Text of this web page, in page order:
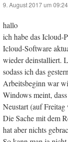
9. August 2017 um
hallo
ich habe das Icloud-
Icloud-Software
wieder deinstalliert.
sodass ich das
Arbeitsbeginn war
Windows meint,
Neustart (auf
Die Sache mit dem
hat aber nichts